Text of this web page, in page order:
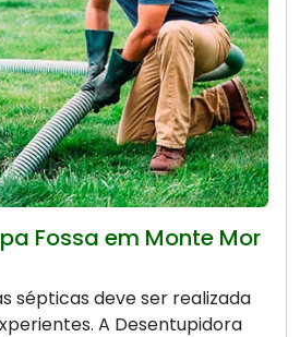
Fossa em Monte Mor
sépticas deve ser realizada
A Desentupidora